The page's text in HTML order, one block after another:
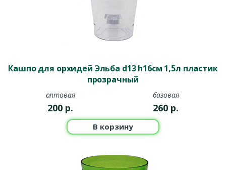
Кашпо для орхидей Эльба d13 h16см 1,5л пластик
прозрачный
оптовая
200 р.
базовая
260 р.
В корзину